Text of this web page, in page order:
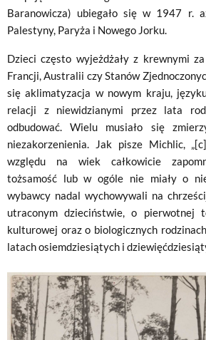
Baranowicza) ubiegało się w 1947 r.
Palestyny, Paryża i Nowego Jorku.
Dzieci często wyjeżdżały z krewnymi
Francji, Australii czy Stanów
się aklimatyzacja w nowym kraju,
relacji z niewidzianymi przez lata
odbudować. Wielu musiało się
niezakorzenienia. Jak pisze Michlic,
względu na wiek całkowicie
tożsamość lub w ogóle nie miały o
wybawcy nadal wychowywali na
utraconym dzieciństwie, o pierwotnej
kulturowej oraz o biologicznych
latach osiemdziesiątych i